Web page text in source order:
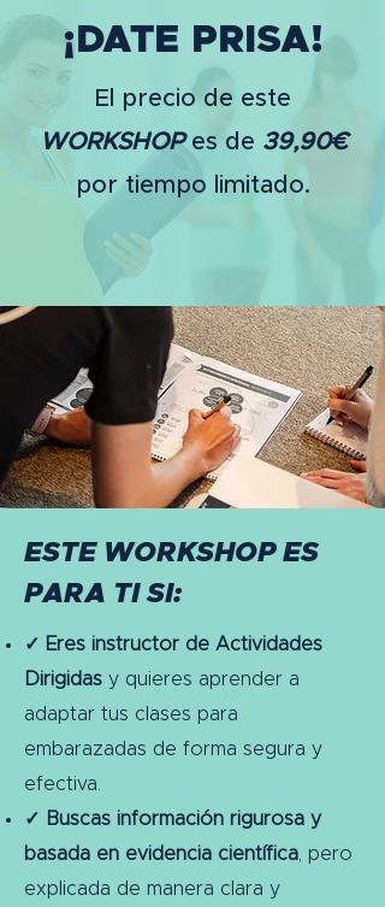
¡DATE PRISA!
El precio de este
WORKSHOPes de 39,90€
por tiempo limitado.
ESTE WORKSHOP ES
PARA TI SI:
✓ Eres instructor de Actividades
Dirigidas y quieres aprender a
adaptar tus clases para
embarazadas de forma segura y
efectiva.
✓ Buscas información rigurosa y
basada en evidencia científica , pero
explicada de manera clara y